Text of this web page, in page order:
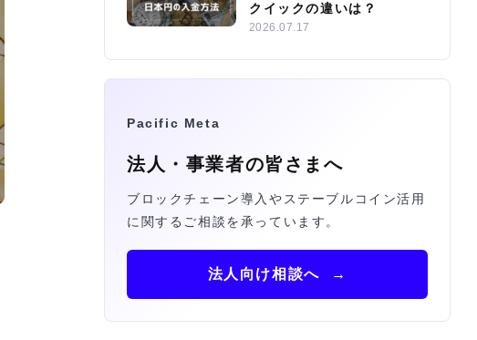
クイックの違いは？
2026.07.17
Pacific Meta
法人・事業者の皆さまへ
ブロックチェーン導入やステーブルコイン活用
に関するご相談を承っています。
法人向け相談へ